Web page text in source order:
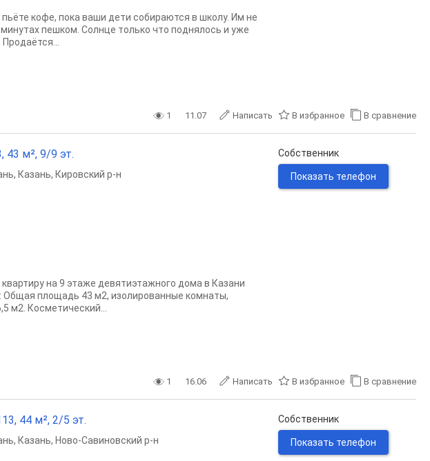
кофе, пока ваши дети собираются в школу. Им не
пешком. Солнце только что поднялось и уже
1 11.07 Написать В избранное В сравнение
43 м², 9/9 эт.
, Казань, Кировский р-н
на 9 этаже девятиэтажного дома в Казани
Общая площадь 43 м2, изолированные комнаты,
м2. Косметический...
Собственник
Показать телефон
1 16.06 Написать В избранное В сравнение
44 м², 2/5 эт.
, Казань, Ново-Савиновский р-н
Собственник
Показать телефон